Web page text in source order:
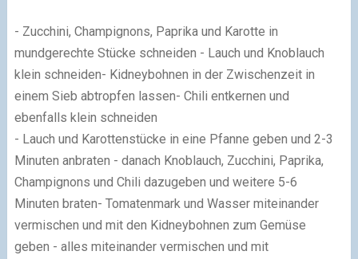
- Zucchini, Champignons, Paprika und Karotte in
mundgerechte Stücke schneiden - Lauch und Knoblauch
klein schneiden- Kidneybohnen in der Zwischenzeit in
einem Sieb abtropfen lassen- Chili entkernen und
ebenfalls klein schneiden
- Lauch und Karottenstücke in eine Pfanne geben und 2-3
Minuten anbraten - danach Knoblauch, Zucchini, Paprika,
Champignons und Chili dazugeben und weitere 5-6
Minuten braten- Tomatenmark und Wasser miteinander
vermischen und mit den Kidneybohnen zum Gemüse
geben - alles miteinander vermischen und mit